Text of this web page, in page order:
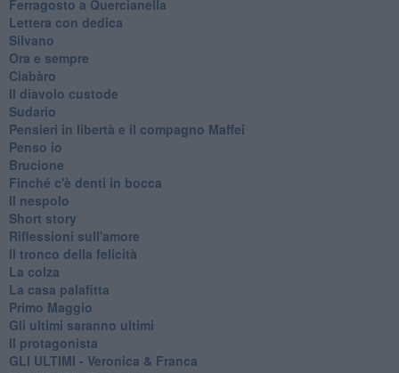
Ferragosto a Quercianella
Lettera con dedica
Silvano
Ora e sempre
Ciabàro
Il diavolo custode
Sudario
Pensieri in libertà e il compagno Maffei
Penso io
Brucione
Finché c'è denti in bocca
Il nespolo
Short story
Riflessioni sull'amore
Il tronco della felicità
La colza
La casa palafitta
Primo Maggio
Gli ultimi saranno ultimi
Il protagonista
GLI ULTIMI - Veronica & Franca